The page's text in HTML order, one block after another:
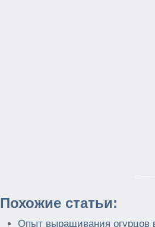
Похожие статьи:
Опыт выращивания огурцов